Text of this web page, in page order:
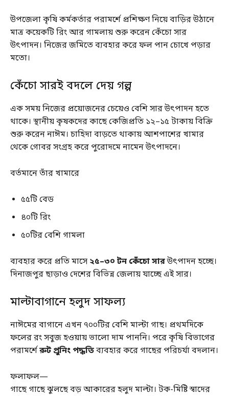
উপজেলা কৃষি কর্মকর্তার পরামর্শে প্রশিক্ষণ নিয়ে বাড়ির উঠানে
মাত্র কয়েকটি রিং আর গামলায় শুরু করেন কেঁচো সার
উৎপাদন। নিজের জমিতে ব্যবহার করে ফল পান চোখে পড়ার
মতো।
কেঁচো সারই বদলে দেয় গল্প
এক সময় নিজের প্রয়োজনের চেয়েও বেশি সার উৎপাদন হতে
থাকে। স্থানীয় কৃষকদের কাছে কেজিপ্রতি ১২–১৫ টাকায় বিক্রি
শুরু করেন নাঈম। চাহিদা বাড়তে থাকায় আশপাশের খামার
থেকে গোবর সংগ্রহ করে পুরোদমে নামেন উৎপাদনে।
বর্তমানে তাঁর খামারে
৫৫টি বেড
৪০টি রিং
৫০টির বেশি গামলা
ব্যবহার করে প্রতি মাসে ২৫–৩০ টন কেঁচো সারউৎপাদন হচ্ছে।
দিনাজপুর ছাড়াও দেশের বিভিন্ন জেলায় যাচ্ছে এই সার।
মাল্টাবাগানে হলুদ সাফল্য
নাঈমের বাগানে এখন ৭০০টির বেশি মাল্টা গাছ। প্রথমদিকে
ফলের রং সবুজ হওয়ায় ভালো দাম পাননি। পরে কৃষি বিভাগের
পরামর্শেরুট প্রুনিং পদ্ধতিব্যবহার করে গাছের পরিচর্যা বদলান।
ফলাফল—
গাছে গাছে ঝুলছে বড় আকারের হলুদ মাল্টা। টক-মিষ্টি স্বাদের